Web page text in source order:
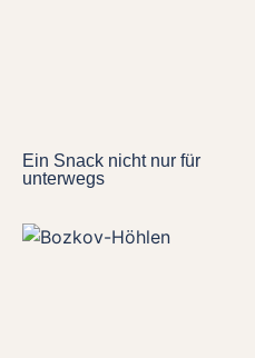
Ein Snack nicht nur für
unterwegs